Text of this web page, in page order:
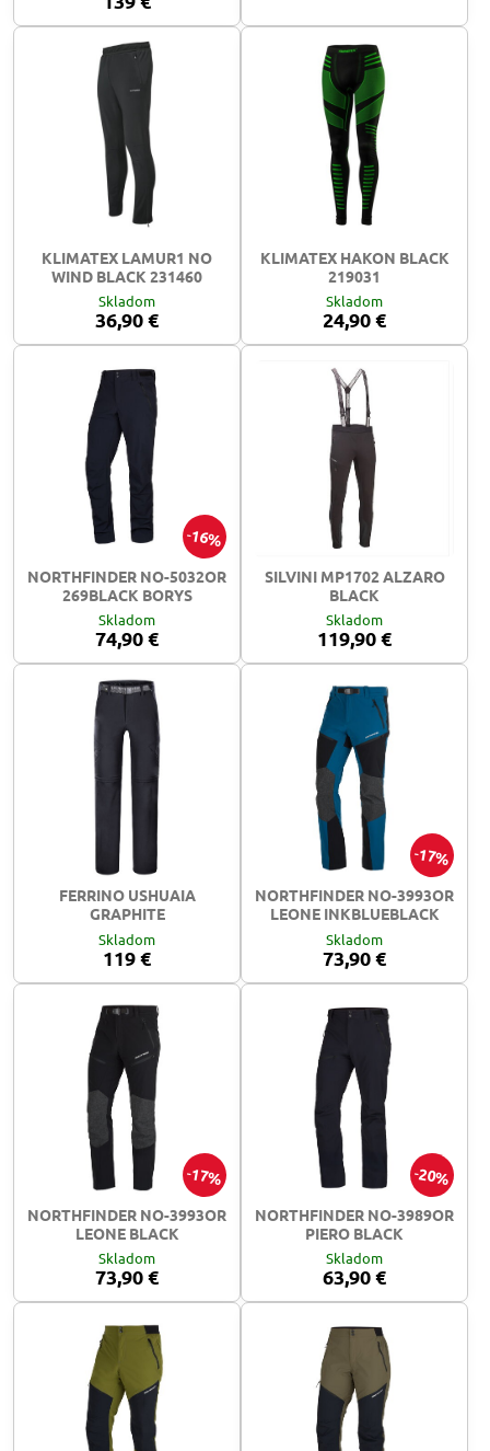
KLIMATEX LAMUR1 NO
WIND BLACK 231460
Skladom
36,90 €
KLIMATEX HAKON BLACK
219031
Skladom
24,90 €
16%
NORTHFINDER NO-5032OR
269BLACK BORYS
Skladom
74,90 €
SILVINI MP1702 ALZARO
BLACK
Skladom
119,90 €
FERRINO USHUAIA
GRAPHITE
Skladom
119 €
17%
NORTHFINDER NO-3993OR
LEONE INKBLUEBLACK
Skladom
73,90 €
17%
NORTHFINDER NO-3993OR
LEONE BLACK
Skladom
73,90 €
20%
NORTHFINDER NO-3989OR
PIERO BLACK
Skladom
63,90 €